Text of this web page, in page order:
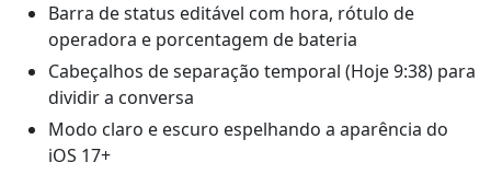
Barra de status editável com hora, rótulo de
operadora e porcentagem de bateria
Cabeçalhos de separação temporal (Hoje 9:38) para
dividir a conversa
Modo claro e escuro espelhando a aparência do
iOS 17+